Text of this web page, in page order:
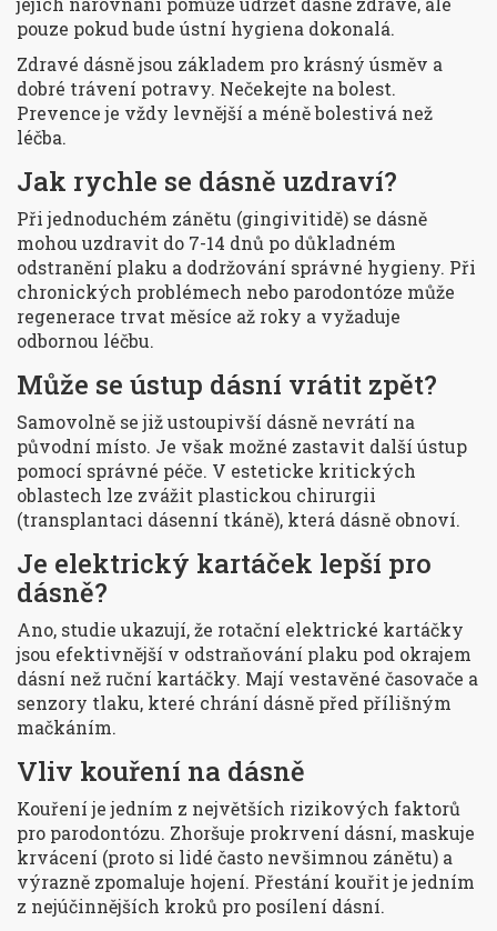
pouze pokud bude ústní hygiena dokonalá.
Zdravé dásně jsou základem pro krásný úsměv a
dobré trávení potravy. Nečekejte na bolest.
Prevence je vždy levnější a méně bolestivá než
léčba.
Jak rychle se dásně uzdraví?
Při jednoduchém zánětu (gingivitidě) se dásně
mohou uzdravit do 7-14 dnů po důkladném
odstranění plaku a dodržování správné hygieny. Při
chronických problémech nebo parodontóze může
regenerace trvat měsíce až roky a vyžaduje
odbornou léčbu.
Může se ústup dásní vrátit zpět?
Samovolně se již ustoupivší dásně nevrátí na
původní místo. Je však možné zastavit další ústup
pomocí správné péče. V esteticke kritických
oblastech lze zvážit plastickou chirurgii
(transplantaci dásenní tkáně), která dásně obnoví.
Je elektrický kartáček lepší pro
dásně?
Ano, studie ukazují, že rotační elektrické kartáčky
jsou efektivnější v odstraňování plaku pod okrajem
dásní než ruční kartáčky. Mají vestavěné časovače a
senzory tlaku, které chrání dásně před přílišným
mačkáním.
Vliv kouření na dásně
Kouření je jedním z největších rizikových faktorů
pro parodontózu. Zhoršuje prokrvení dásní, maskuje
krvácení (proto si lidé často nevšimnou zánětu) a
výrazně zpomaluje hojení. Přestání kouřit je jedním
z nejúčinnějších kroků pro posílení dásní.